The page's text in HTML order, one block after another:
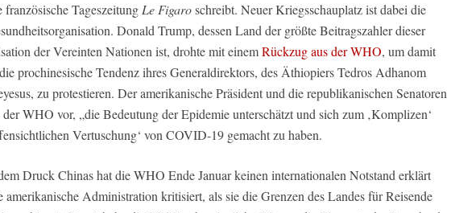
französische Tageszeitung Le Figaroschreibt. Neuer Kriegsschauplatz ist dabei die
Donald Trump, dessen Land der größte Beitragszahler dieser
der Vereinten Nationen ist, drohte mit einemRückzug aus der WHO, um damit
prochinesische Tendenz ihres Generaldirektors, des Äthiopiers Tedros Adhanom
zu protestieren. Der amerikanische Präsident und die republikanischen Senatoren
WHO vor, „die Bedeutung der Epidemie unterschätzt und sich zum ‚Komplizen‘
Vertuschung‘ von COVID-19 gemacht zu haben.
Druck Chinas hat die WHO Ende Januar keinen internationalen Notstand erklärt
amerikanische Administration kritisiert, als sie die Grenzen des Landes für Reisende